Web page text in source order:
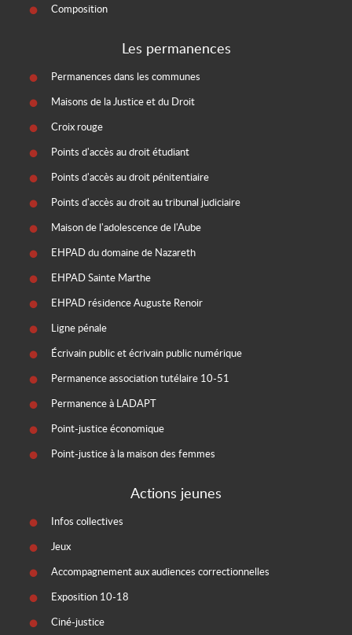
Composition
Les permanences
Permanences dans les communes
Maisons de la Justice et du Droit
Croix rouge
Points d'accès au droit étudiant
Points d'accès au droit pénitentiaire
Points d'accès au droit au tribunal judiciaire
Maison de l'adolescence de l'Aube
EHPAD du domaine de Nazareth
EHPAD Sainte Marthe
EHPAD résidence Auguste Renoir
Ligne pénale
Écrivain public et écrivain public numérique
Permanence association tutélaire 10-51
Permanence à LADAPT
Point-justice économique
Point-justice à la maison des femmes
Actions jeunes
Infos collectives
Jeux
Accompagnement aux audiences correctionnelles
Exposition 10-18
Ciné-justice